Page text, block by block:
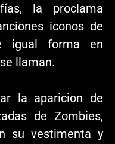
la proclama
iconos de
igual forma en
llaman.
la aparicion de
de Zombies,
su vestimenta y